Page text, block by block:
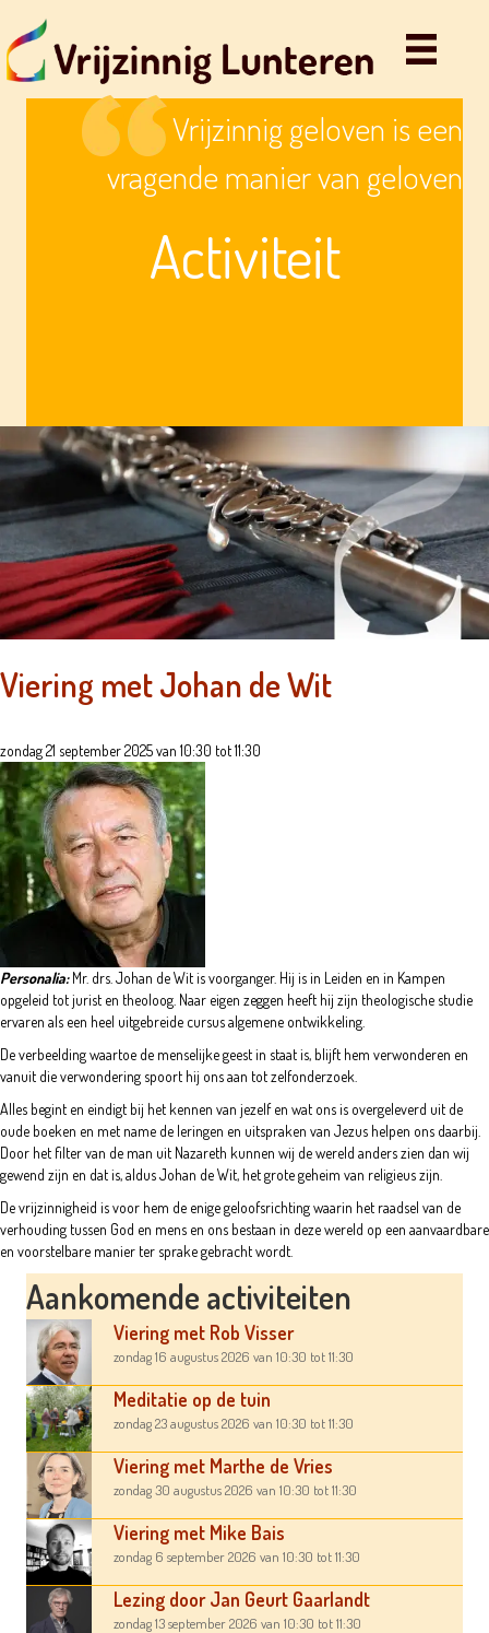
Vrijzinnig geloven is een
vragende manier van geloven
Activiteit
Viering met Johan de Wit
zondag 21 september 2025 van 10:30 tot 11:30
Personalia:Mr. drs. Johan de Wit is voorganger. Hij is in Leiden en in Kampen
opgeleid tot jurist en theoloog. Naar eigen zeggen heeft hij zijn theologische studie
ervaren als een heel uitgebreide cursus algemene ontwikkeling.
De verbeelding waartoe de menselijke geest in staat is, blijft hem verwonderen en
vanuit die verwondering spoort hij ons aan tot zelfonderzoek.
Alles begint en eindigt bij het kennen van jezelf en wat ons is overgeleverd uit de
oude boeken en met name de leringen en uitspraken van Jezus helpen ons daarbij.
Door het filter van de man uit Nazareth kunnen wij de wereld anders zien dan wij
gewend zijn en dat is, aldus Johan de Wit, het grote geheim van religieus zijn.
De vrijzinnigheid is voor hem de enige geloofsrichting waarin het raadsel van de
verhouding tussen God en mens en ons bestaan in deze wereld op een aanvaardbare
en voorstelbare manier ter sprake gebracht wordt.
Aankomende activiteiten
Viering met Rob Visser
zondag 16 augustus 2026 van 10:30 tot 11:30
Meditatie op de tuin
zondag 23 augustus 2026 van 10:30 tot 11:30
Viering met Marthe de Vries
zondag 30 augustus 2026 van 10:30 tot 11:30
Viering met Mike Bais
zondag 6 september 2026 van 10:30 tot 11:30
Lezing door Jan Geurt Gaarlandt
zondag 13 september 2026 van 10:30 tot 11:30